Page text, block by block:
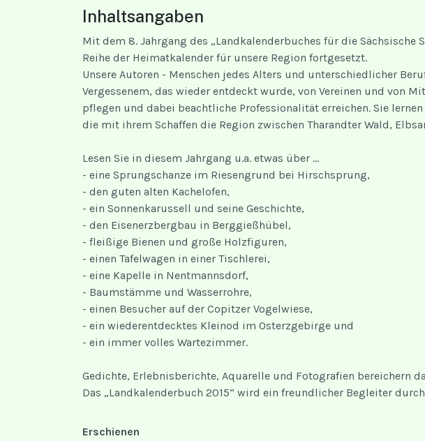
Inhaltsangaben
Mit dem 8. Jahrgang des „Landkalenderbuches für die Sächsische
Reihe der Heimatkalender für unsere Region fortgesetzt.
Unsere Autoren - Menschen jedes Alters und unterschiedlicher
Vergessenem, das wieder entdeckt wurde, von Vereinen und von
pflegen und dabei beachtliche Professionalität erreichen. Sie
die mit ihrem Schaffen die Region zwischen Tharandter Wald,
Lesen Sie in diesem Jahrgang u.a. etwas über ...
- eine Sprungschanze im Riesengrund bei Hirschsprung,
- den guten alten Kachelofen,
- ein Sonnenkarussell und seine Geschichte,
- den Eisenerzbergbau in Berggießhübel,
- fleißige Bienen und große Holzfiguren,
- einen Tafelwagen in einer Tischlerei,
- eine Kapelle in Nentmannsdorf,
- Baumstämme und Wasserrohre,
- einen Besucher auf der Copitzer Vogelwiese,
- ein wiederentdecktes Kleinod im Osterzgebirge und
- ein immer volles Wartezimmer.
Gedichte, Erlebnisberichte, Aquarelle und Fotografien bereichern
Das „Landkalenderbuch 2015“ wird ein freundlicher Begleiter
Erschienen